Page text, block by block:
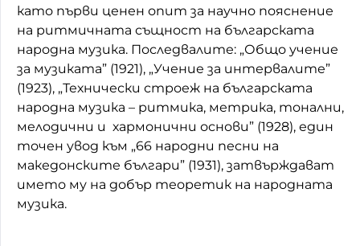
като първи ценен опит за научно пояснение
на ритмичната същност на българската
народна музика. Последвалите: „Общо учение
за музиката” (1921), „Учение за интервалите”
(1923), „Технически строеж на българската
народна музика – ритмика, метрика, тонални,
мелодични и хармонични основи” (1928), един
точен увод към „66 народни песни на
македонските българи” (1931), затвърждават
името му на добър теоретик на народната
музика.